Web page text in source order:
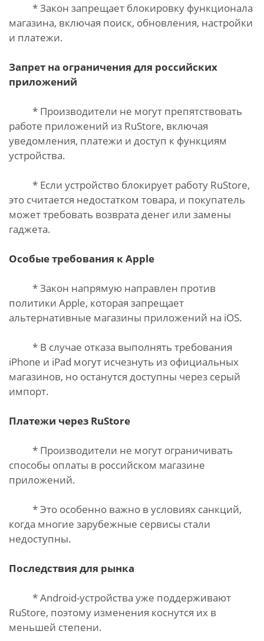
* Закон запрещает блокировку функционала
магазина, включая поиск, обновления, настройки
и платежи.
Запрет на ограничения для российских
приложений
* Производители не могут препятствовать
работе приложений из RuStore, включая
уведомления, платежи и доступ к функциям
устройства.
* Если устройство блокирует работу RuStore,
это считается недостатком товара, и покупатель
может требовать возврата денег или замены
гаджета.
Особые требования к Apple
* Закон напрямую направлен против
политики Apple, которая запрещает
альтернативные магазины приложений на iOS.
* В случае отказа выполнять требования
iPhone и iPad могут исчезнуть из официальных
магазинов, но останутся доступны через серый
импорт.
Платежи через RuStore
* Производители не могут ограничивать
способы оплаты в российском магазине
приложений.
* Это особенно важно в условиях санкций,
когда многие зарубежные сервисы стали
недоступны.
Последствия для рынка
* Android-устройства уже поддерживают
RuStore, поэтому изменения коснутся их в
меньшей степени.